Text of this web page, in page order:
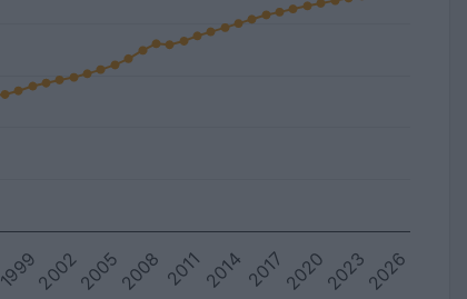
1999200220052008 20112014 2017202020232026